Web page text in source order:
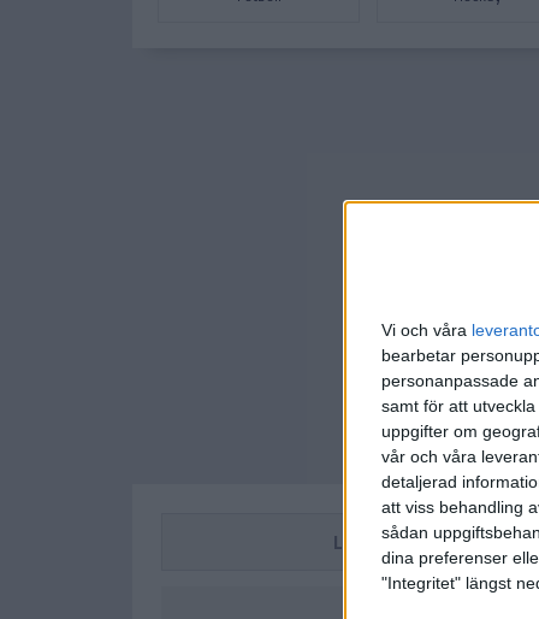
Vi och våra
bearbetar
personanpassade
samt för att
uppgifter om
vår och våra
detaljerad
att viss behandling
sådan
dina preferenser
"Integritet" längst
LIVESCORE